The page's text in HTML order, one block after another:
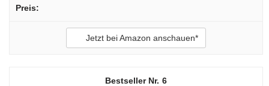
Jetzt bei Amazon anschauen*
6